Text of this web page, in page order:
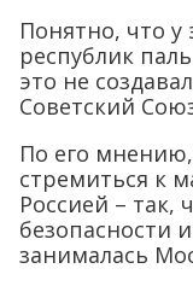
Понятно, что у
республик
это не
Советский
По его
стремиться к
Россией –
безопасности
занималась